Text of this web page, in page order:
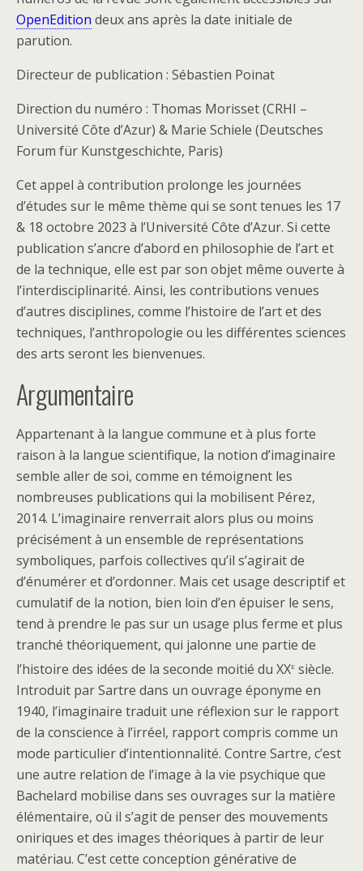
OpenEdition deux ans après la date initiale de
parution.
Directeur de publication : Sébastien Poinat
Direction du numéro : Thomas Morisset(CRHI –
Université Côte d’Azur) & Marie Schiele (Deutsches
Forum für Kunstgeschichte, Paris)
Cet appel à contribution prolonge les journées
d’études sur le même thème qui se sont tenues les 17
& 18 octobre 2023 à l’Université Côte d’Azur. Si cette
publication s’ancre d’abord en philosophie de l’art et
de la technique, elle est par son objet même ouverte à
l’interdisciplinarité. Ainsi, les contributions venues
d’autres disciplines, comme l’histoire de l’art et des
techniques, l’anthropologie ou les différentes sciences
des arts seront les bienvenues.
Argumentaire
Appartenant à la langue commune et à plus forte
raison à la langue scientifique, la notion d’imaginaire
semble aller de soi, comme en témoignent les
nombreuses publications qui la mobilisent Pérez,
2014. L’imaginaire renverrait alors plus ou moins
précisément à un ensemble de représentations
symboliques, parfois collectives qu’il s’agirait de
d’énumérer et d’ordonner. Mais cet usage descriptif et
cumulatif de la notion, bien loin d’en épuiser le sens,
tend à prendre le pas sur un usage plus ferme et plus
tranché théoriquement, qui jalonne une partie de
l’histoire des idées de la seconde moitié du XXe siècle.
Introduit par Sartre dans un ouvrage éponyme en
1940, l’imaginaire traduit une réflexion sur le rapport
de la conscience à l’irréel, rapport compris comme un
mode particulier d’intentionnalité. Contre Sartre, c’est
une autre relation de l’image à la vie psychique que
Bachelard mobilise dans ses ouvrages sur la matière
élémentaire, où il s’agit de penser des mouvements
oniriques et des images théoriques à partir de leur
matériau. C’est cette conception générative de